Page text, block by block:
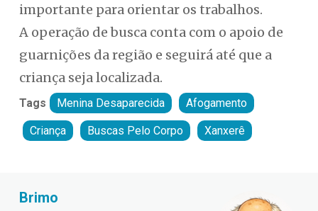
importante para orientar os trabalhos.
A operação de busca conta com o apoio de
guarnições da região e seguirá até que a
criança seja localizada.
Tags Menina Desaparecida Afogamento
Criança Buscas Pelo Corpo Xanxerê